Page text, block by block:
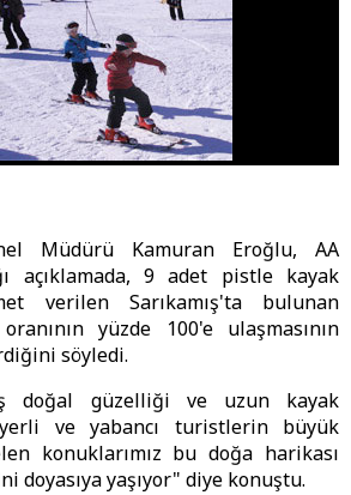
Müdürü Kamuran Eroğlu, AA
açıklamada, 9 adet pistle kayak
verilen Sarıkamış'ta bulunan
yüzde 100'e ulaşmasının
söyledi.
doğal güzelliği ve uzun kayak
ve yabancı turistlerin büyük
konuklarımız bu doğa harikası
doyasıya yaşıyor" diye konuştu.